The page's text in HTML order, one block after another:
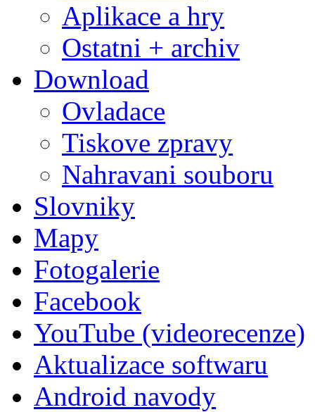
Aplikace a hry
Ostatni + archiv
Download
Ovladace
Tiskove zpravy
Nahravani souboru
Slovniky
Mapy
Fotogalerie
Facebook
YouTube (videorecenze)
Aktualizace softwaru
Android navody